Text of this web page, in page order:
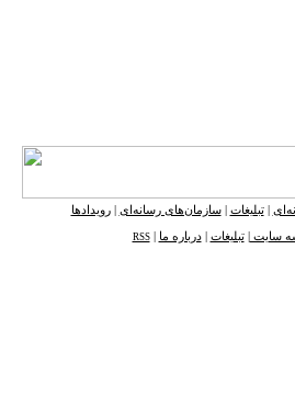
|تبلیغات سازمان‌های رسانه‌ای |رویدادها
‌سایت تبلیغات |درباره ما |
RSS